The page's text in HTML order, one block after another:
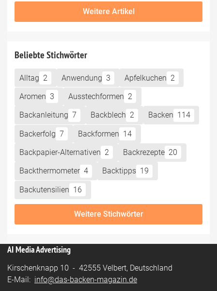
Weitere Artikel
Beliebte Stichwörter
Alltag 2 Anwendung 3 Apfelkuchen 2
Aromen 3 Ausstechformen 2
Backanleitung 7 Backblech 2 Backen 114
Backerfolg 7 Backformen 14
Backpapier-Alternativen 2 Backrezepte 20
Backthermometer 4 Backtipps 19
Backutensilien 16
Weitere Stichwörter
AI Media Advertising
Kirschenknapp 10 - 42555 Velbert, Deutschland
E-Mail: info@das-backen-magazin.de